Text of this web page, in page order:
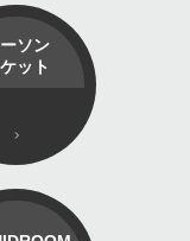
ソン
ット